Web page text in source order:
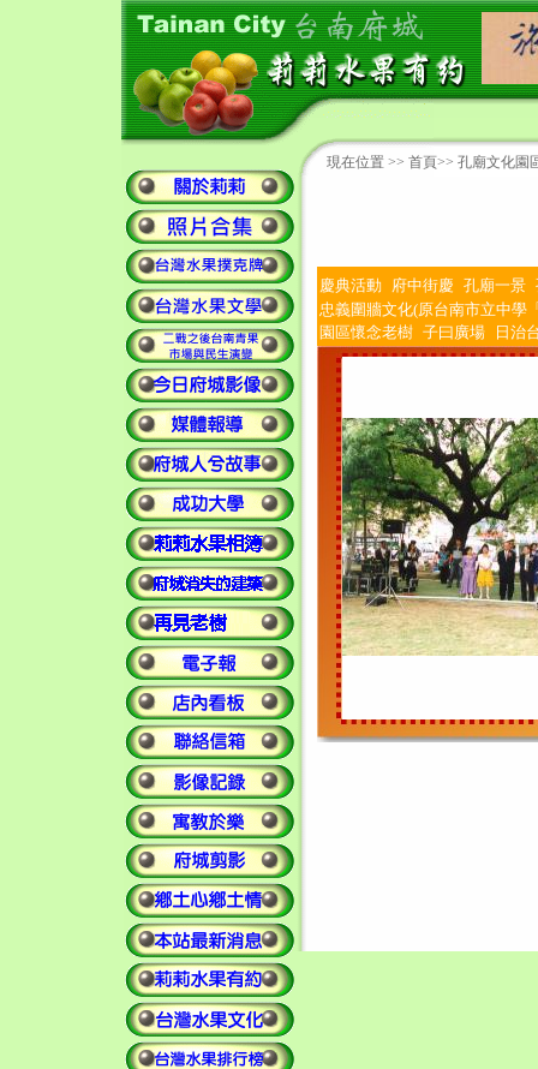
現在位置 >> 首頁>> 孔廟文化園
慶典活動 府中街慶 孔廟一景
忠義圍牆文化(原台南市立中學
園區懷念老樹 子曰廣場 日治